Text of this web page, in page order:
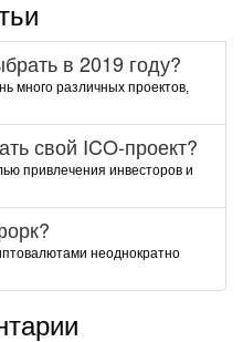
в 2019 году?
много различных проектов,
свой ICO-проект?
привлечения инвесторов и
неоднократно